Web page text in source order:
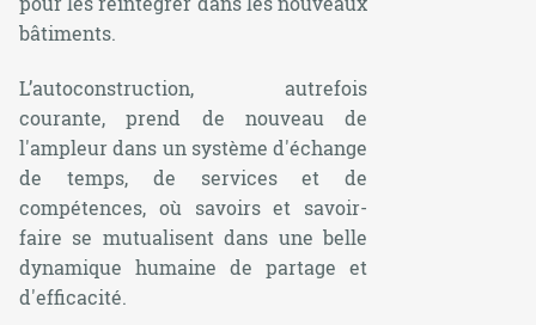
bâtiments.
L’autoconstruction, autrefois
courante, prend de nouveau de
l'ampleur dans un système d'échange
de temps, de services et de
compétences, où savoirs et savoir-
faire se mutualisent dans une belle
dynamique humaine de partage et
d'efficacité.